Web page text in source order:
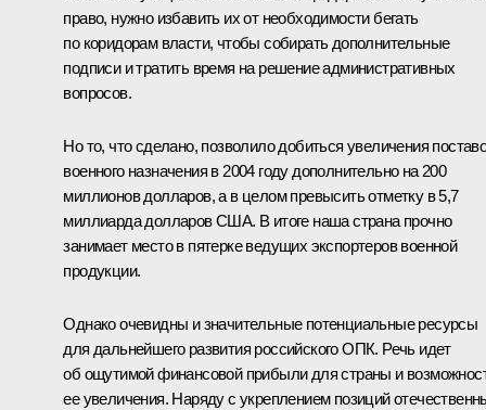
право, нужно избавить их от необходимости бегать
по коридорам власти, чтобы собирать дополнительные
подписи и тратить время на решение административных
вопросов.
Но то, что сделано, позволило добиться увеличения
военного назначения в 2004 году дополнительно на 200
миллионов долларов, а в целом превысить отметку в 5,7
миллиарда долларов США. В итоге наша страна прочно
занимает место в пятерке ведущих экспортеров военной
продукции.
Однако очевидны и значительные потенциальные ресурсы
для дальнейшего развития российского ОПК. Речь идет
об ощутимой финансовой прибыли для страны и
ее увеличения. Наряду с укреплением позиций